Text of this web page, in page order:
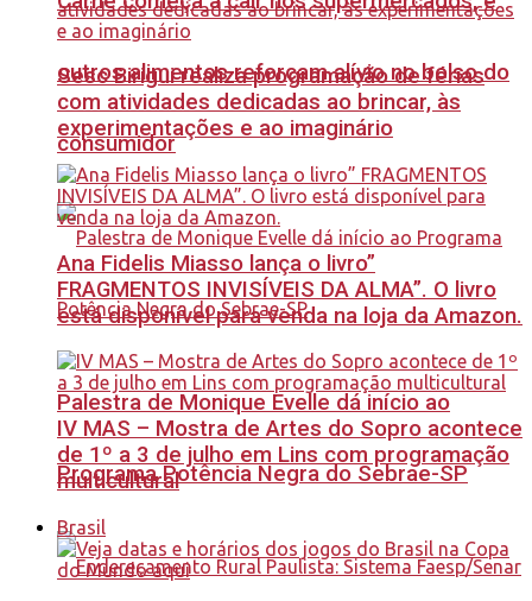
outros alimentos reforçam alívio no bolso do
consumidor
Palestra de Monique Evelle dá início ao
Programa Potência Negra do Sebrae-SP
Sesc Birigui realiza programação de férias
com atividades dedicadas ao brincar, às
experimentações e ao imaginário
Ana Fidelis Miasso lança o livro”
FRAGMENTOS INVISÍVEIS DA ALMA”. O livro
está disponível para venda na loja da Amazon.
IV MAS – Mostra de Artes do Sopro acontece
de 1º a 3 de julho em Lins com programação
multicultural
Brasil